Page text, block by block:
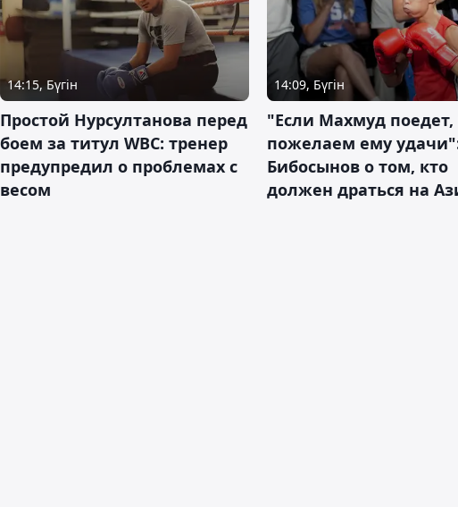
14:15, Бүгін
Простой Нурсултанова перед
боем за титул WBC: тренер
предупредил о проблемах с
весом
14:09, Бүгін
"Если Махмуд
пожелаем ему
Бибосынов о том, кто
должен драться на